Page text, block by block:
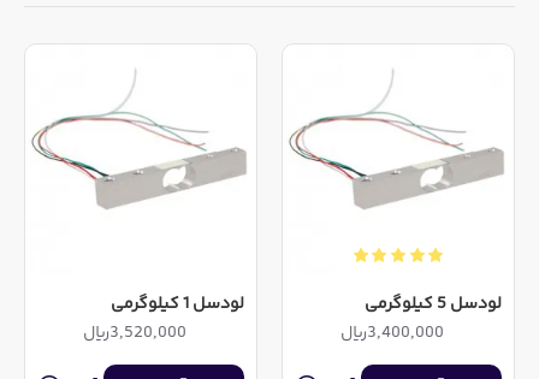
لودسل 5 کیلوگرمی
3,400,000ریال
لودسل 1 کیلوگرمی
3,520,000ریال